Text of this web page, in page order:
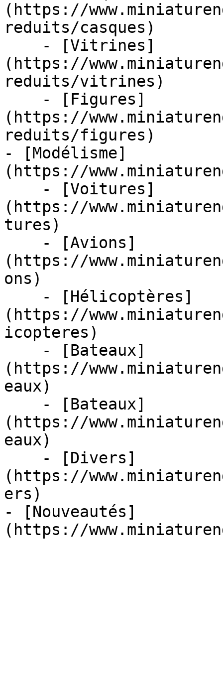
(https://
reduits/casques)
(https://
reduits/vitrines)
(https://
reduits/figures)
- [Modélisme]
(https://
(https://
tures)
(https://
ons)
(https://
icopteres)
(https://
eaux)
(https://
eaux)
(https://
ers)
- [Nouveautés]